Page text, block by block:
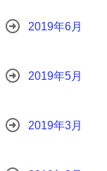
2019年6月
2019年5月
2019年3月